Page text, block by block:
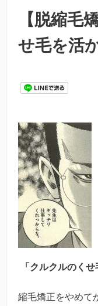
【脱縮毛
せ毛を活
「クルクルのく
縮毛矯正をやめて